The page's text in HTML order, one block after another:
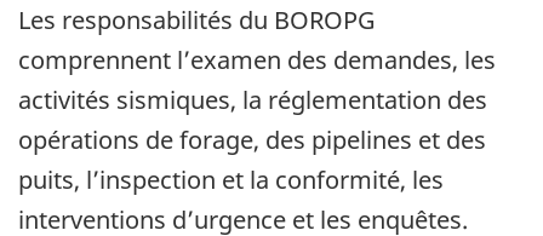
Les responsabilités du BOROPG
comprennent l’examen des demandes, les
activités sismiques, la réglementation des
opérations de forage, des pipelines et des
puits, l’inspection et la conformité, les
interventions d’urgence et les enquêtes.